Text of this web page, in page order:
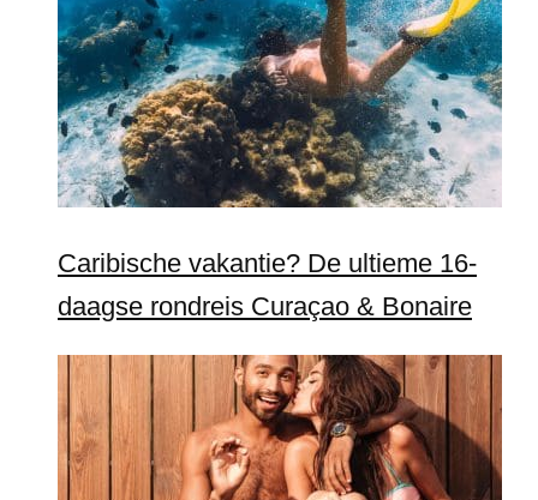
Caribische vakantie? De ultieme 16-
daagse rondreis Curaçao & Bonaire